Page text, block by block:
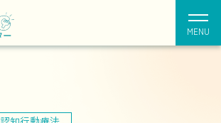
MENU